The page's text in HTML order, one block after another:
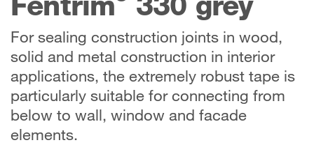
For sealing construction joints in wood,
solid and metal construction in interior
applications, the extremely robust tape is
particularly suitable for connecting from
below to wall, window and facade
elements.